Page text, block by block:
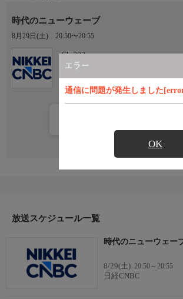
エラー
通信に問題が発生しました
OK
時代のニューウェーブ
8月29日(土) 20:50〜20:55
Ch.303
日経CNBC
放送スケジュール一覧
時代のニューウェー
8/29(土) 20:50～20:55
日経CNBC